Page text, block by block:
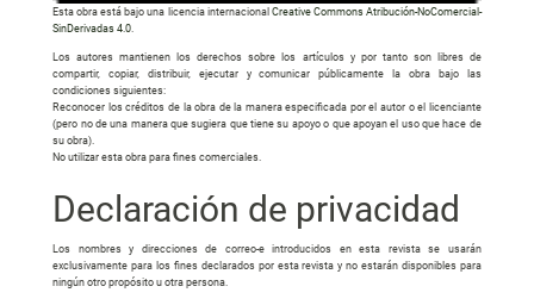
Esta obra está bajo una licencia internacionalCreative Commons Atribución-NoComercial-
SinDerivadas 4.0
Los autores mantienen los derechos sobre los artículos y por tanto son libres de
compartir, copiar, distribuir, ejecutar y comunicar públicamente la obra bajo las
condiciones siguientes:
Reconocer los créditos de la obra de la manera especificada por el autor o el licenciante
(pero no de una manera que sugiera que tiene su apoyo o que apoyan el uso que hace de
su obra).
No utilizar esta obra para fines comerciales.
Declaración de privacidad
Los nombres y direcciones de correo-e introducidos en esta revista se usarán
exclusivamente para los fines declarados por esta revista y no estarán disponibles para
ningún otro propósito u otra persona.